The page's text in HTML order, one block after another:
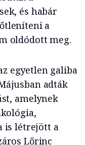
és habár
a
oldódott meg.
egyetlen galiba
adták
amelynek
is létrejött a
Lőrinc